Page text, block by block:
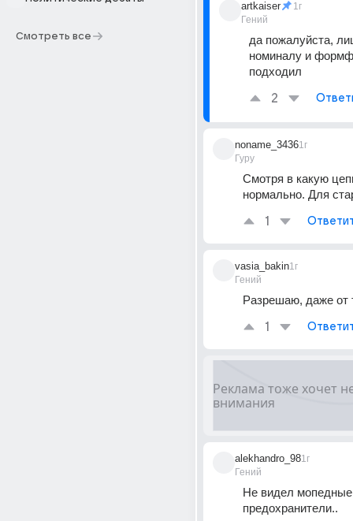
Смотреть все
artkaiser
Гений
1г
да пожалуйста,
номиналу и
подходил
2
noname_3436
Гуру
1г
Смотря в какую
нормально. Для
1
vasia_bakin
Гений
1г
Разрешаю, даже от
1
alekhandro_98
Гений
1г
Не видел мопедные
предохранители..